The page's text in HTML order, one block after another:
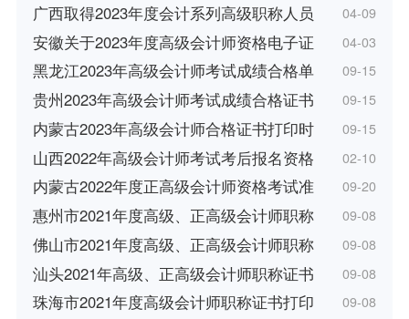
广西取得2023年度会计系列高级职称人员 04-09
安徽关于2023年度高级会计师资格电子证 04-03
黑龙江2023年高级会计师考试成绩合格单 09-15
贵州2023年高级会计师考试成绩合格证书 09-15
内蒙古2023年高级会计师合格证书打印时 09-15
山西2022年高级会计师考试考后报名资格 02-10
内蒙古2022年度正高级会计师资格考试准 09-20
惠州市2021年度高级、正高级会计师职称 09-08
佛山市2021年度高级、正高级会计师职称 09-08
汕头2021年高级、正高级会计师职称证书 09-08
珠海市2021年度高级会计师职称证书打印 09-08